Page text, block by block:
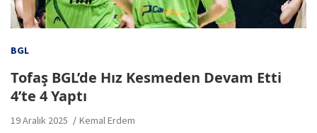
BGL
Tofaş BGL’de Hız Kesmeden Devam Etti
4’te 4 Yaptı
19 Aralık 2025 Kemal Erdem